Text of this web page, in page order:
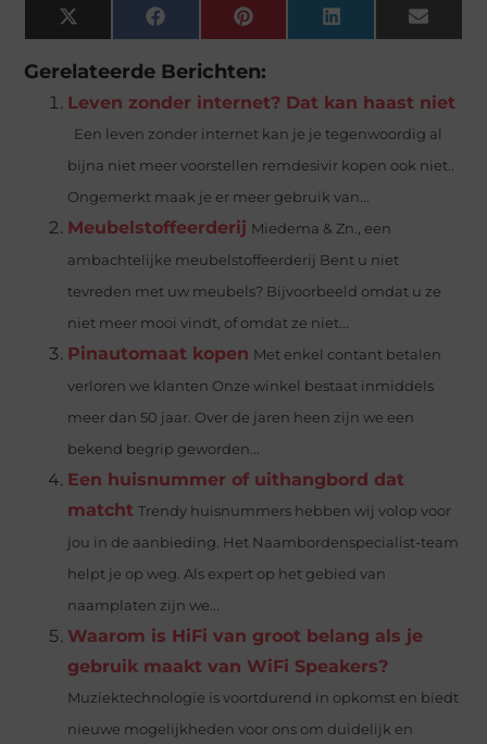
X
(Twitter)
Facebook Pinterest LinkedIn Email
Gerelateerde Berichten:
Leven zonder internet? Dat kan haast niet
Een leven zonder internet kan je je tegenwoordig al
bijna niet meer voorstellen remdesivir kopen ook niet..
Ongemerkt maak je er meer gebruik van...
Meubelstoffeerderij Miedema & Zn., een
ambachtelijke meubelstoffeerderij Bent u niet
tevreden met uw meubels? Bijvoorbeeld omdat u ze
niet meer mooi vindt, of omdat ze niet...
Pinautomaat kopen Met enkel contant betalen
verloren we klanten Onze winkel bestaat inmiddels
meer dan 50 jaar. Over de jaren heen zijn we een
bekend begrip geworden...
Een huisnummer of uithangbord dat
matcht Trendy huisnummers hebben wij volop voor
jou in de aanbieding. Het Naambordenspecialist-team
helpt je op weg. Als expert op het gebied van
naamplaten zijn we...
Waarom is HiFi van groot belang als je
gebruik maakt van WiFi Speakers?
Muziektechnologie is voortdurend in opkomst en biedt
nieuwe mogelijkheden voor ons om duidelijk en